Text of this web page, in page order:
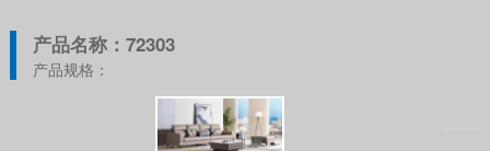
产品名称：72303
产品规格：